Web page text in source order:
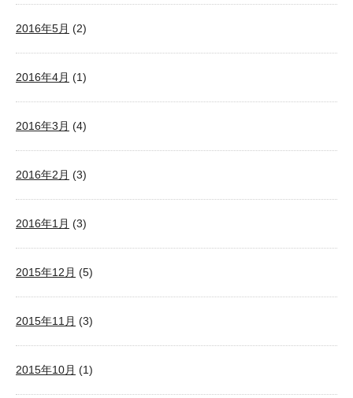
2016年5月 (2)
2016年4月 (1)
2016年3月 (4)
2016年2月 (3)
2016年1月 (3)
2015年12月 (5)
2015年11月 (3)
2015年10月 (1)